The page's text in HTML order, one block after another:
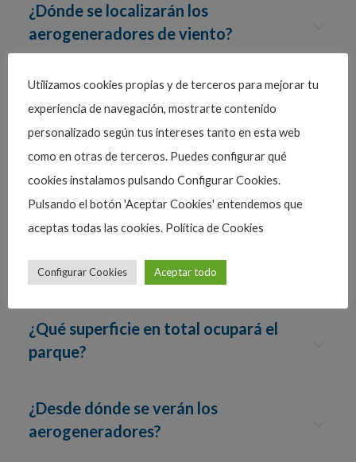
¿Dónde se localizarán los
aerogeneradores de viento?
¿Cuánto miden los aerogeneradores
de viento?
¿Cuántos aerogeneradores habrá en
aerogeneradores?
¿Qué superficie en total ocupará el
parque?
¿Desde dónde se verán los
aerogeneradores?
Utilizamos cookies propias y de terceros para mejorar tu
experiencia de navegación, mostrarte contenido
personalizado según tus intereses tanto en esta web
como en otras de terceros. Puedes configurar qué
cookies instalamos pulsando Configurar Cookies.
Pulsando el botón 'Aceptar Cookies' entendemos que
aceptas todas las cookies. Política de Cookies
Configurar Cookies Aceptar todo